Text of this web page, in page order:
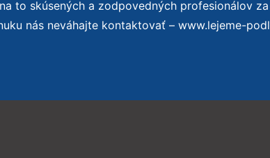
to skúsených a zodpovedných profesionálov
nás neváhajte kontaktovať – www.lejeme-